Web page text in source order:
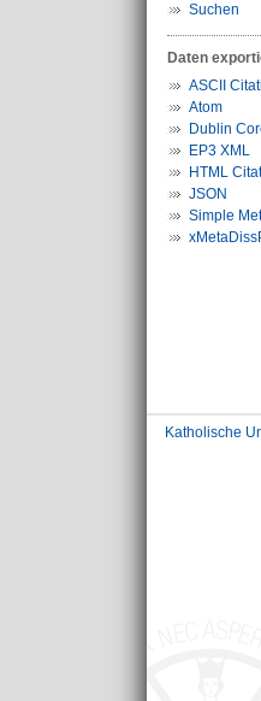
Suchen
Daten
ASCII
Atom
Dublin
EP3 XML
HTML
JSON
Simple
Katholische